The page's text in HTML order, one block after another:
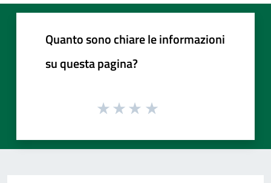
Quanto sono chiare le informazioni
su questa pagina?